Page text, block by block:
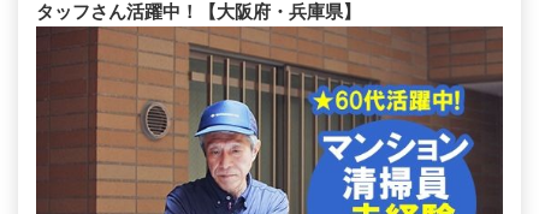
タッフさん活躍中！【大阪府・兵庫県】